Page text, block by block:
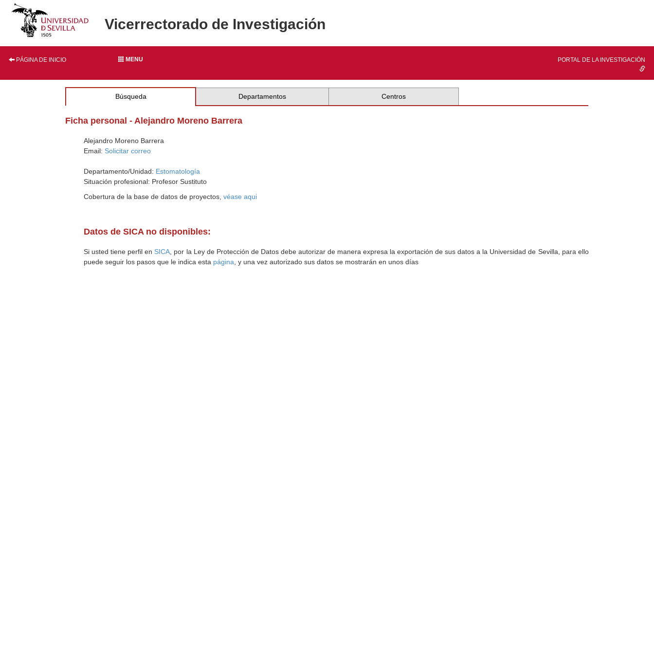
Vicerrectorado de Investigación
PÁGINA DE INICIO MENU PORTAL DE LA INVESTIGACIÓN
Búsqueda Departamentos Centros
Ficha personal - Alejandro Moreno Barrera
Alejandro Moreno Barrera
Email: Solicitar correo
Departamento/Unidad: Estomatología
Situación profesional: Profesor Sustituto
Cobertura de la base de datos de proyectos,véase aqui
Datos de SICA no disponibles:
Si usted tiene perfil en SICA , por la Ley de Protección de Datos debe autorizar de manera expresa la exportación de sus datos a la Universidad de Sevilla, para ello
puede seguir los pasos que le indica esta página , y una vez autorizado sus datos se mostrarán en unos días